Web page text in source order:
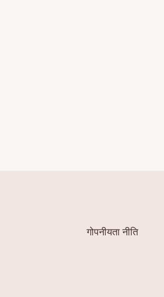
गोपनीयता नीति